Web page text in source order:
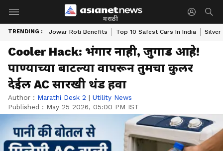
मराठी
TRENDING : Jowar Roti Benefits Top 10 Safest Cars In India Silver
Cooler Hack: भंगार नाही, जुगाड आहे!
पाण्याच्या बाटल्या वापरून तुमचा कुलर
देईल AC सारखी थंड हवा
Author : Marathi Desk 2 | Utility News
Published : May 25 2026, 05:00 PM IST